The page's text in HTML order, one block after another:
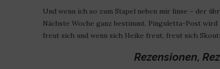
Und wenn ich so zum Stapel neben mir linse – der
Nächste Woche ganz bestimmt. Pinguletta-Post
freut sich und wenn sich Heike freut, freut sich
Rezensionen,